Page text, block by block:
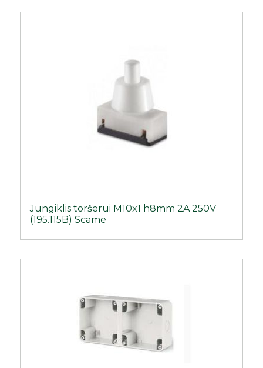
Jungiklis toršerui M10x1 h8mm 2A 250V
(195.115B) Scame